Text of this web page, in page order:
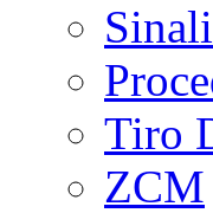
Tiro
ZCM